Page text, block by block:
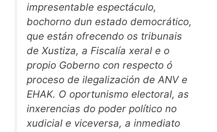
impresentable espectáculo,
bochorno dun estado democrático,
que están ofrecendo os tribunais
de Xustiza, a Fiscalía xeral e o
propio Goberno con respecto ó
proceso de ilegalización de ANV e
EHAK. O oportunismo electoral, as
inxerencias do poder político no
xudicial e viceversa, a inmediato